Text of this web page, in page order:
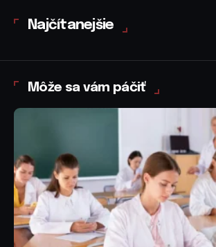
Najčítanejšie
Môže sa vám páčiť